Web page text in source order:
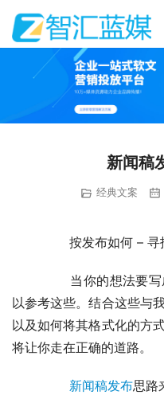
新闻稿
经典文案
　　按发布如何 –
以参考这些。结合这些与
以及如何将其格式化的方
将让你走在正确的道路。
新闻稿发布思路